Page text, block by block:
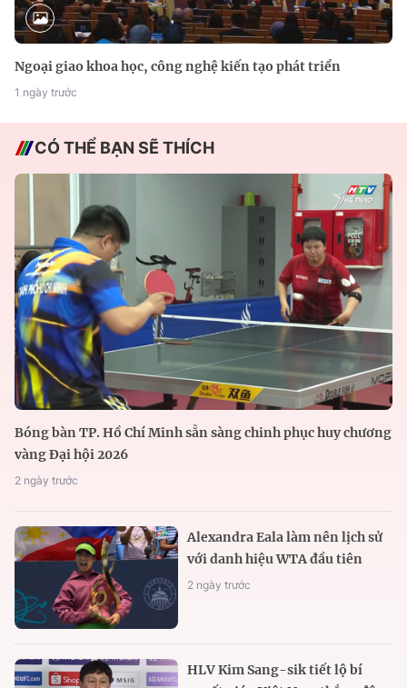
Ngoại giao khoa học, công nghệ kiến tạo phát triển
1 ngày trước
CÓ THỂ BẠN SẼ THÍCH
Bóng bàn TP. Hồ Chí Minh sẵn sàng chinh phục huy chương
vàng Đại hội 2026
2 ngày trước
Alexandra Eala làm nên lịch sử
với danh hiệu WTA đầu tiên
2 ngày trước
HLV Kim Sang-sik tiết lộ bí